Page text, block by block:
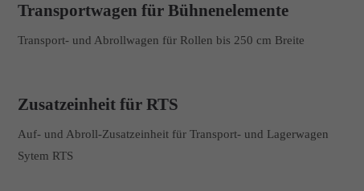
Transportwagen für Bühnenelemente
Transport- und Abrollwagen für Rollen bis 250 cm Breite
Zusatzeinheit für RTS
Auf- und Abroll-Zusatzeinheit für Transport- und Lagerwagen
Sytem RTS